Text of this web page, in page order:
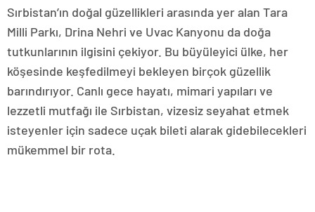
Sırbistan’ın doğal güzellikleri arasında yer alan Tara
Milli Parkı, Drina Nehri ve Uvac Kanyonu da doğa
tutkunlarının ilgisini çekiyor. Bu büyüleyici ülke, her
köşesinde keşfedilmeyi bekleyen birçok güzellik
barındırıyor. Canlı gece hayatı, mimari yapıları ve
lezzetli mutfağı ile Sırbistan, vizesiz seyahat etmek
isteyenler için sadece uçak bileti alarak gidebilecekleri
mükemmel bir rota.